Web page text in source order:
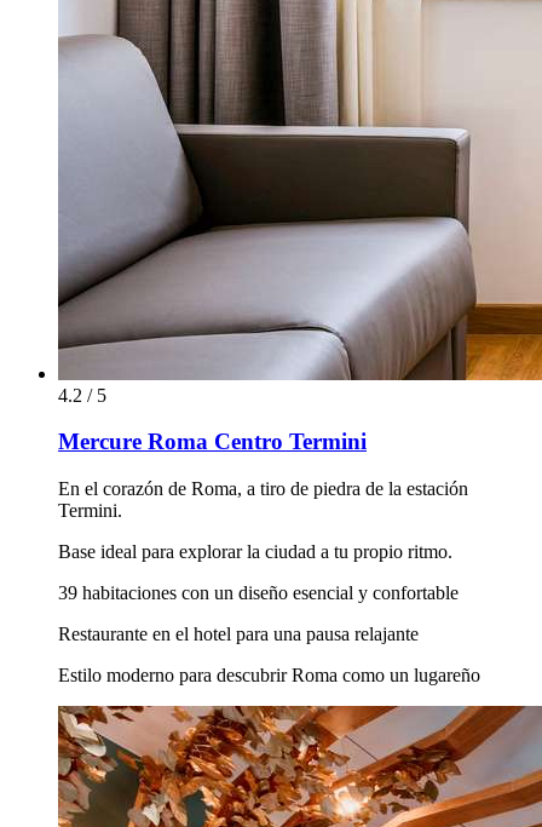
4.2 / 5
Mercure Roma Centro Termini
En el corazón de Roma, a tiro de piedra de la estación
Termini.
Base ideal para explorar la ciudad a tu propio ritmo.
39 habitaciones con un diseño esencial y confortable
Restaurante en el hotel para una pausa relajante
Estilo moderno para descubrir Roma como un lugareño